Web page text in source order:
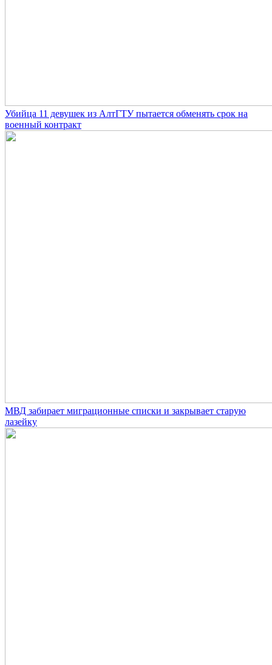
Убийца 11 девушек из АлтГТУ пытается обменять срок на
военный контракт
МВД забирает миграционные списки и закрывает старую
лазейку